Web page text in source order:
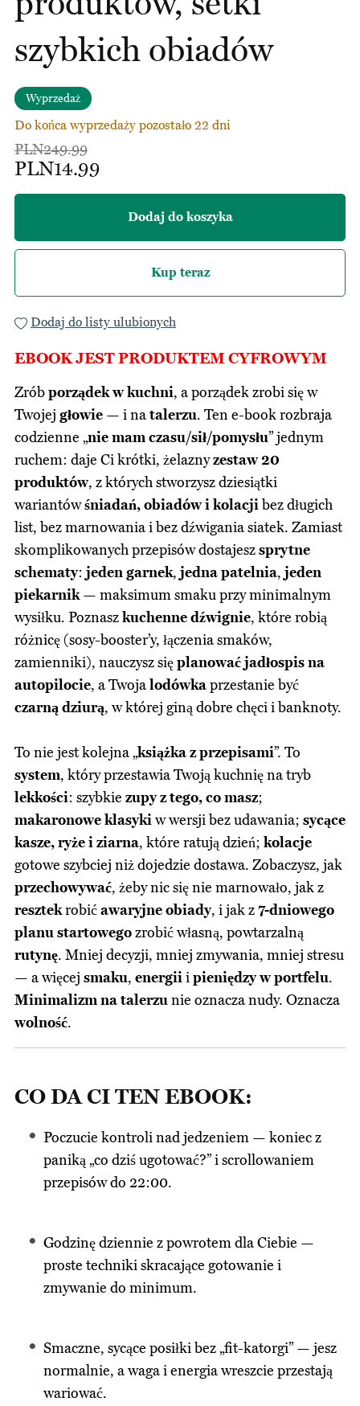
szybkich obiadów
Wyprzedaż
Do końca wyprzedaży pozostało 22 dni
PLN249.99
PLN14.99
Dodaj do koszyka
Kup teraz
Dodaj do listy ulubionych
EBOOK JEST PRODUKTEM CYFROWYM
Zróbporządek w kuchni, a porządek zrobi się w
Twojej głowie— i natalerzu. Ten e-book rozbraja
codzienne „nie mam czasu/sił/pomysłu” jednym
ruchem: daje Ci krótki, żelaznyzestaw 20
produktów, z których stworzysz dziesiątki
wariantówśniadań, obiadów i kolacjibez długich
list, bez marnowania i bez dźwigania siatek. Zamiast
skomplikowanych przepisów dostajeszsprytne
schematy: jeden garnek, jedna patelnia, jeden
piekarnik— maksimum smaku przy minimalnym
wysiłku. Poznaszkuchenne dźwignie, które robią
różnicę (sosy-booster’y, łączenia smaków,
zamienniki), nauczysz sięplanować jadłospis na
autopilocie, a Twojalodówkaprzestanie być
czarną dziurą, w której giną dobre chęci i banknoty.
To nie jest kolejna „książka z przepisami”. To
system, który przestawia Twoją kuchnię na tryb
lekkości: szybkie zupy z tego, co masz;
makaronowe klasykiw wersji bez udawania; sycące
kasze, ryże i ziarna, które ratują dzień; kolacje
gotowe szybciej niż dojedzie dostawa. Zobaczysz, jak
przechowywać, żeby nic się nie marnowało, jak z
resztekrobićawaryjne obiady, i jak z7-dniowego
planu startowegozrobić własną, powtarzalną
rutynę. Mniej decyzji, mniej zmywania, mniej stresu
— a więcej smaku, energiiipieniędzy w portfelu.
Minimalizm na talerzunie oznacza nudy. Oznacza
wolność.
CO DA CI TEN EBOOK:
Poczucie kontroli nad jedzeniem — koniec z
paniką „co dziś ugotować?” i scrollowaniem
przepisów do 22:00.
Godzinę dziennie z powrotem dla Ciebie —
proste techniki skracające gotowanie i
zmywanie do minimum.
Smaczne, sycące posiłki bez „fit-katorgi” — jesz
normalnie, a waga i energia wreszcie przestają
wariować.